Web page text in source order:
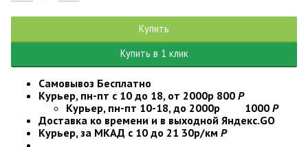
Купить
Купить в 1 клик
Самовывоз Бесплатно
Курьер, пн-пт с 10 до 18, от 2000р 800 Р
Курьер, пн-пт 10-18, до 2000р 1000 Р
Доставка ко времени и в выходной Яндекс.GO
Курьер, за МКАД с 10 до 21 30р/км Р